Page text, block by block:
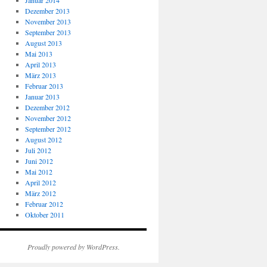
Dezember 2013
November 2013
September 2013
August 2013
Mai 2013
April 2013
März 2013
Februar 2013
Januar 2013
Dezember 2012
November 2012
September 2012
August 2012
Juli 2012
Juni 2012
Mai 2012
April 2012
März 2012
Februar 2012
Oktober 2011
Proudly powered by WordPress.